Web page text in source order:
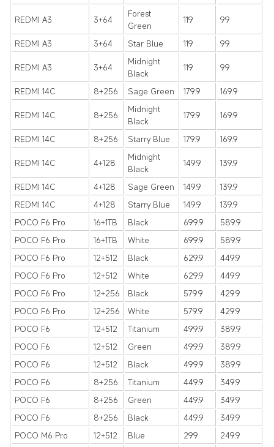
REDMI A3 3+64
Forest
Green
119 99
REDMI A3 3+64 Star Blue 119 99
REDMI A3 3+64
Midnight
Black
119 99
REDMI 14C 8+256 Sage Green 179.9 169.9
REDMI 14C 8+256
Midnight
Black
179.9 169.9
REDMI 14C 8+256 Starry Blue 179.9 169.9
REDMI 14C 4+128
Midnight
Black
149.9 139.9
REDMI 14C 4+128 Sage Green 149.9
139.9
REDMI 14C
4+128 Starry Blue 149.9
139.9
POCO F6 Pro
16+1TB Black 699.9
589.9
POCO F6 Pro
16+1TB White 699.9
589.9
POCO F6 Pro
12+512 Black 629.9
449.9
POCO F6 Pro
12+512 White 629.9
449.9
POCO F6 Pro
12+256 Black 579.9
429.9
POCO F6 Pro
12+256 White 579.9
429.9
POCO F6
12+512 Titanium 499.9
389.9
POCO F6
12+512 Green 499.9
389.9
POCO F6
12+512 Black 499.9
389.9
POCO F6
8+256 Titanium 449.9
349.9
POCO F6
8+256 Green 449.9
349.9
POCO F6
8+256 Black 449.9
349.9
POCO M6 Pro
12+512 Blue 299
249.9